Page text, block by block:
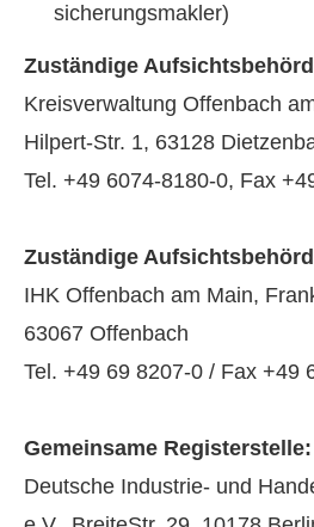
sicherungs­makler)
Zuständige
Kreisverwaltung Offenbach
Hilpert-Str. 1, 63128
Tel. +49 6074-8180-0, Fax
Zuständige
IHK Offenbach am Main,
63067 Offenbach
Tel. +49 69 8207-0 / Fax +49
Gemeinsame Registerstelle:
Deutsche Industrie- und